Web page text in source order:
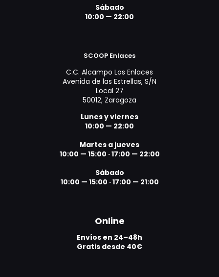
Sábado
10:00 — 22:00
SCOOP Enlaces
C.C. Alcampo Los Enlaces
Avenida de las Estrellas, S/N
Local 27
50012, Zaragoza
Lunes y viernes
10:00 — 22:00
Martes a jueves
10:00 — 15:00 ·17:00 — 22:00
Sábado
10:00 — 15:00 ·17:00 — 21:00
Online
Envíos en 24–48h
Gratis desde 40€